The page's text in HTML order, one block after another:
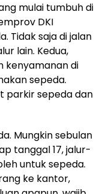
mulai tumbuh di
DKI
Tidak saja di jalan
lain. Kedua,
kenyamanan di
sepeda.
parkir sepeda dan
Mungkin sebulan
tanggal 17, jalur-
untuk sepeda.
ke kantor,